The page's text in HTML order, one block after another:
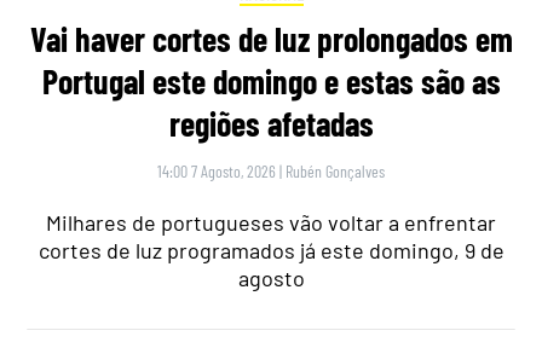
Vai haver cortes de luz prolongados em
Portugal este domingo e estas são as
regiões afetadas
14:00 7 Agosto, 2026 | Rubén Gonçalves
Milhares de portugueses vão voltar a enfrentar
cortes de luz programados já este domingo, 9 de
agosto